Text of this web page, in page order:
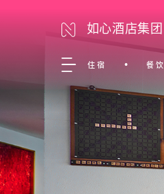
如心酒店集团
住宿 餐饮